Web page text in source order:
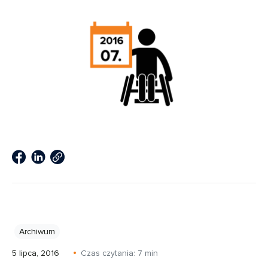
Archiwum
5 lipca, 2016 Czas czytania: 7 min